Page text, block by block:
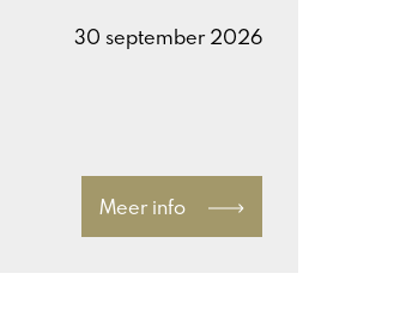
30 september 2026
Meer info